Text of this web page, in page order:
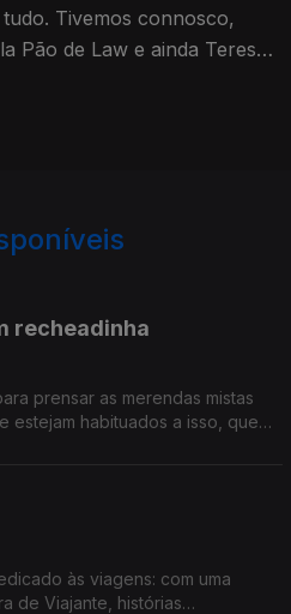
Tivemos connosco,
Pão de Law e ainda Teresa
para não terem uma
recheadinha
prensar as merendas mistas
estejam habituados a isso, que
saltinho à primeira noite do
estabelecimento - Logo Se
às viagens: com uma
de Viajante, histórias